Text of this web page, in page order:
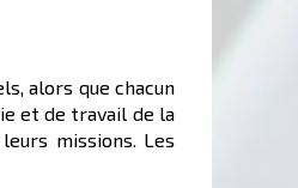
alors que chacun
et de travail de la
missions. Les